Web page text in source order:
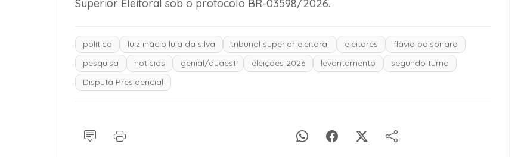
Superior Eleitoral sob o protocolo BR-03598/2026.
política luiz inácio lula da silva tribunal superior eleitoral eleitores
flávio bolsonaro
pesquisa
notícias genial/quaest eleições 2026 levantamento
segundo turno
Disputa Presidencial